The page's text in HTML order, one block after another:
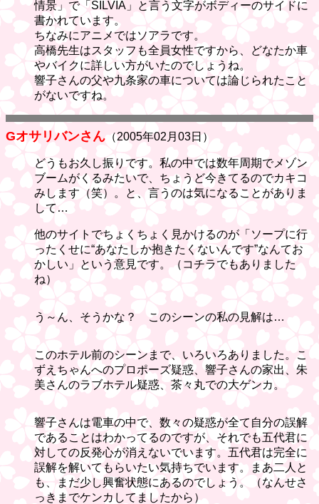
情景」で「SILVIA」と言う文字がボディーのサイドに
書かれています。
ちなみにアニメではソアラです。
高橋先生はスタッフも全員女性ですから、どなたか車
やバイクに詳しい方がいたのでしょうね。
響子さんの父や九条家の車については論じられたこと
がないですね。
Gオサリバンさん （2005年02月03日）
どうもお久し振りです。私の中では数年周期でメゾン
ブームがくるみたいで、ちょうど今きてるのでカキコ
みします（笑）。と、言うのは気になることがありま
して…
他のサイトでちょくちょく見かけるのが「ソープに行
ったくせに“あなたしか抱きたくないんです”なんてお
かしい」という意見です。（コチラでもありました
ね）
う～ん、そうかな？ このシーンの私の見解は…
このホテル前のシーンまで、いろいろありました。こ
ずえちゃんへのプロポーズ疑惑、響子さんの家出、朱
美さんのラブホテル疑惑、茶々丸での大ゲンカ。
響子さんは電車の中で、数々の疑惑が全て自分の誤解
であることはわかってるのですが、それでも五代君に
対しての反発心が消えないでいます。五代君は完全に
誤解を解いてもらいたい気持ちでいます。まあ二人と
も、まだ少し興奮状態にあるのでしょう。（なんせさ
っきまでケンカしてましたから）